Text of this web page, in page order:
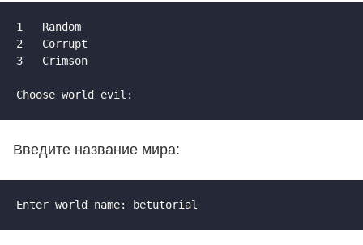
1	Random
2	Corrupt
3	Crimson
Choose world evil:
Введите название мира:
Enter world name: betutorial